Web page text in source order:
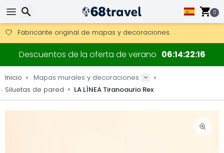
0
Envío DHL 1 día disponible.
30 días para devoluciones, 90 días para mapas de madera
Fabricante original de mapas y decoraciones.
Descuentos de la oferta de verano 06142216
Inicio
Mapas murales y decoraciones
Siluetas de pared
LA LÍNEA Tiranoaurio Rex
Buscar
Buscar